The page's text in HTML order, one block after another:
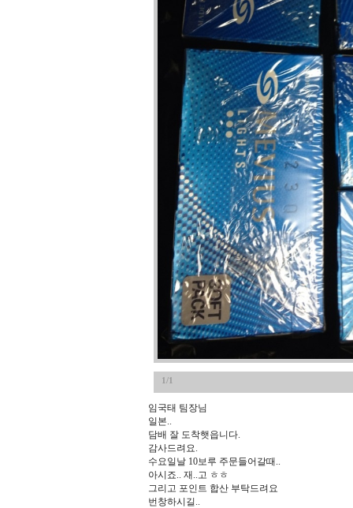
1/1
임국태 팀장님
일본..
담배 잘 도착햇읍니다.
감사드려요.
수요일날 10보루 주문들어갈때..
아시죠.. 재..고 ㅎㅎ
그리고 포인트 합산 부탁드려요
번창하시길..